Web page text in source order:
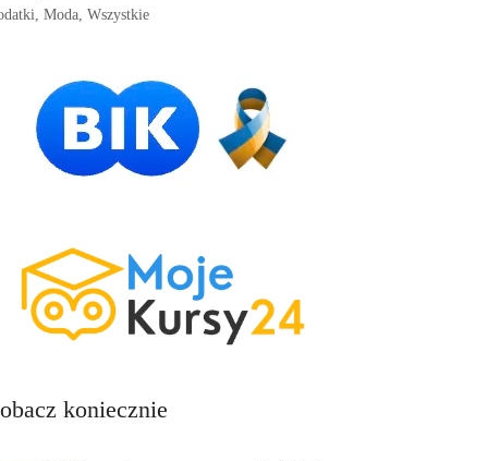
,Moda,Wszystkie
koniecznie